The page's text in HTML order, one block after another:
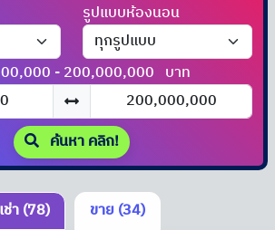
รูปแบบห้องนอน
- 200,000,000 บาท
ค้นหา คลิก!
เช่า (78) ขาย (34)